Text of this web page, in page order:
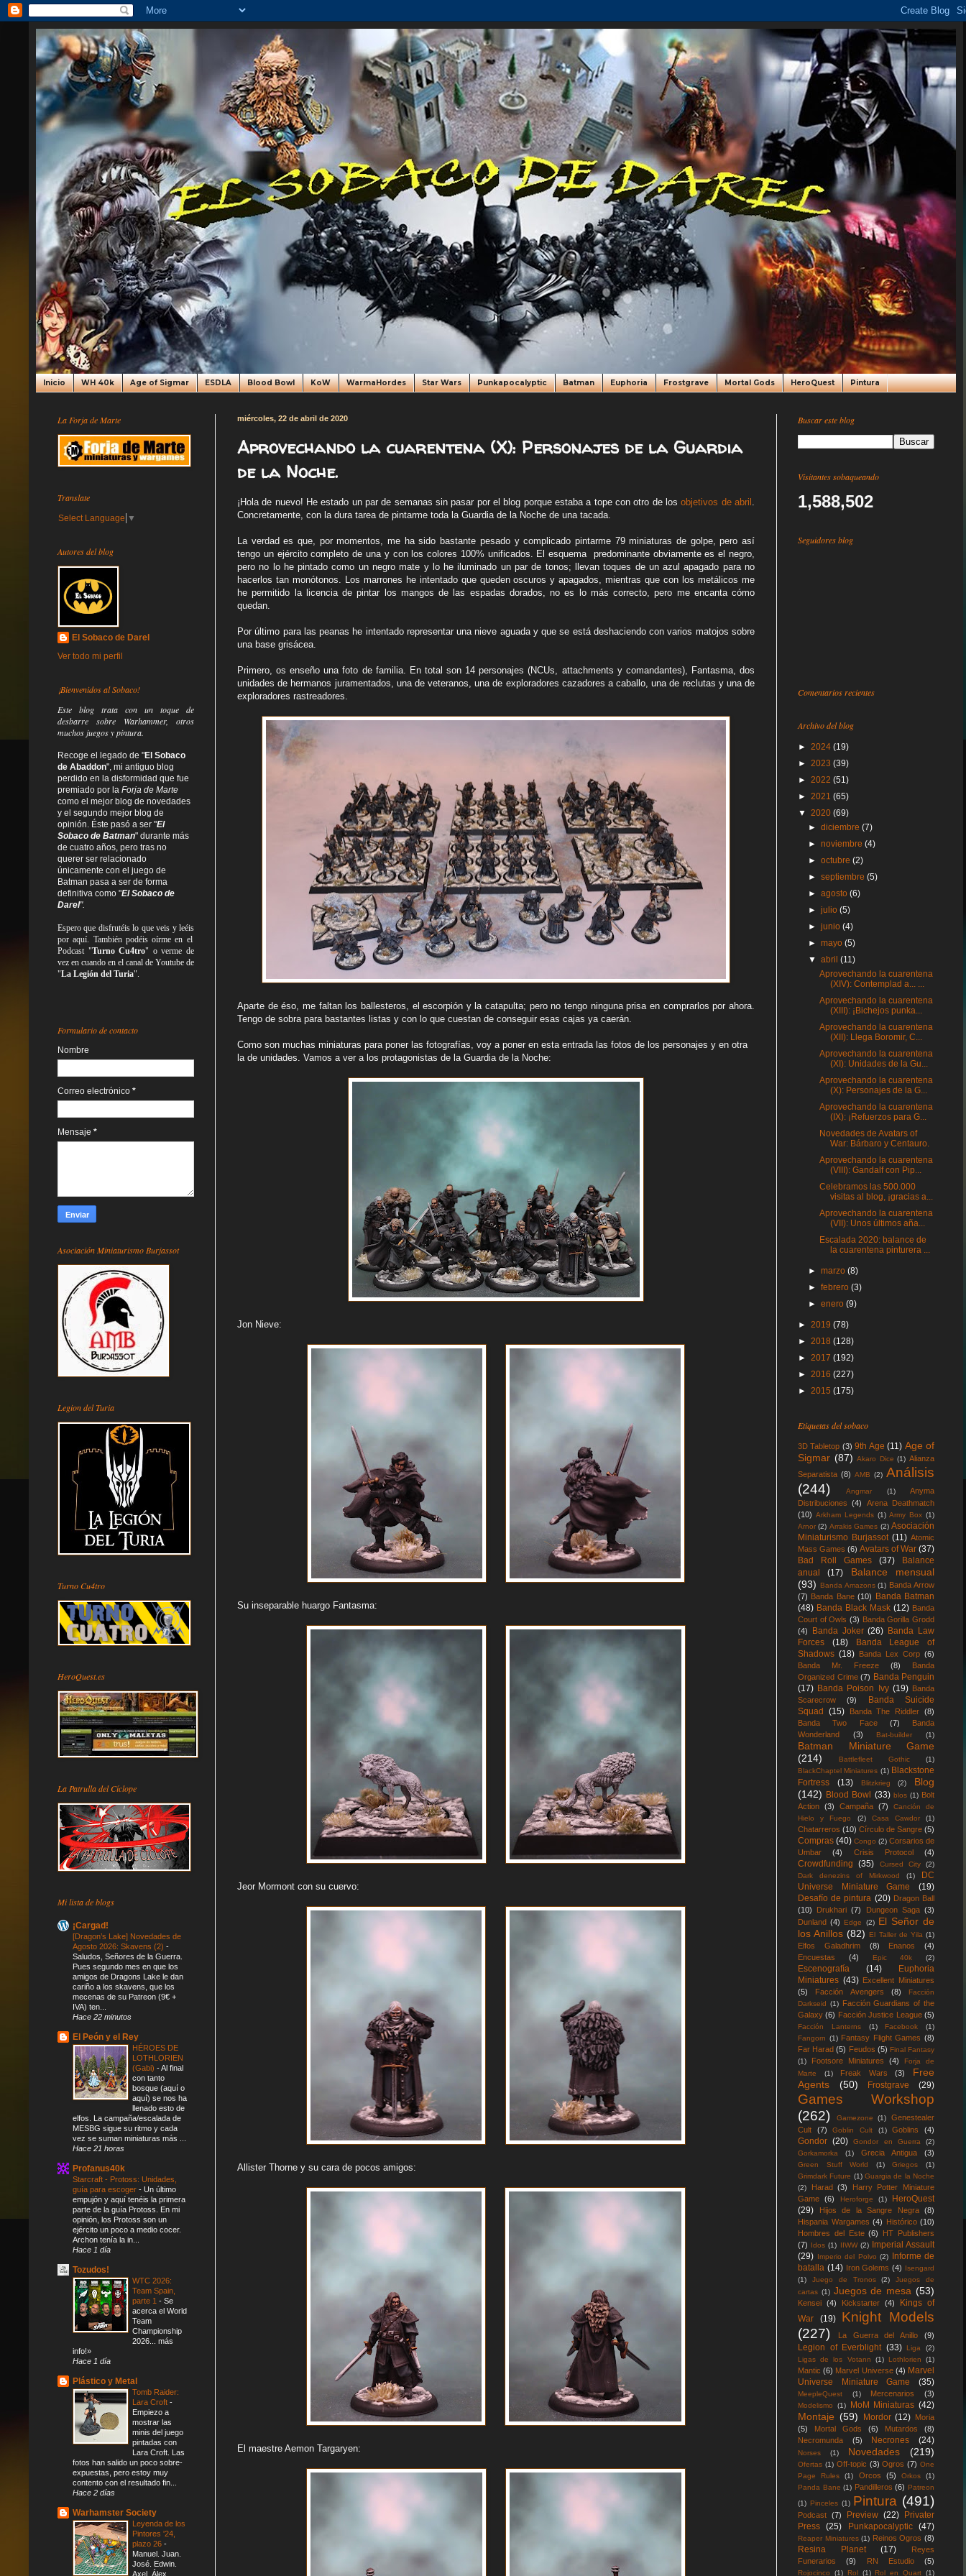
Inicio WH 40k Age of Sigmar ESDLA Blood Bowl KoW WarmaHordes Star Wars Punkapocalyptic Batman Euphoria Frostgrave Mortal Gods HeroQuest Pintura
miércoles, 22 de abril de 2020
Aprovechando la cuarentena (X): Personajes de la Guardia
de la Noche.
¡Hola de nuevo! He estado un par de semanas sin pasar por el blog porque estaba a tope con otro de losobjetivos de abril .
Concretamente, con la dura tarea de pintarme toda la Guardia de la Noche de una tacada.
La verdad es que, por momentos, me ha sido bastante pesado y complicado pintarme 79 miniaturas de golpe, pero así
tengo un ejército completo de una y con los colores 100% unificados. El esquema predominante obviamente es el negro,
pero no lo he pintado como un negro mate y lo he iluminado un par de tonos; llevan toques de un azul apagado para no
hacerlos tan monótonos. Los marrones he intentado que queden oscuros y apagados, mientras que con los metálicos me
he permitido la licencia de pintar los mangos de las espadas dorados, no es lo más correcto, pero me encanta cómo
quedan.
Por último para las peanas he intentado representar una nieve aguada y que se está deshaciendo con varios matojos sobre
una base grisácea.
Primero, os enseño una foto de familia. En total son 14 personajes (NCUs, attachments y comandantes), Fantasma, dos
unidades de hermanos juramentados, una de veteranos, una de exploradores cazadores a caballo, una de reclutas y una de
exploradores rastreadores.
Aparte de éso, me faltan los ballesteros, el escorpión y la catapulta; pero no tengo ninguna prisa en comprarlos por ahora.
Tengo de sobra para bastantes listas y con lo que cuestan de conseguir esas cajas ya caerán.
Como son muchas miniaturas para poner las fotografías, voy a poner en esta entrada las fotos de los personajes y en otra
la de unidades. Vamos a ver a los protagonistas de la Guardia de la Noche:
Jon Nieve:
Su inseparable huargo Fantasma:
Jeor Mormont con su cuervo:
Allister Thorne y su cara de pocos amigos:
El maestre Aemon Targaryen:
La Forja de Marte
Translate
Select Language ▼
Autores del blog
El Sobaco de Darel
Ver todo mi perfil
¡Bienvenidos al Sobaco!
Este blog trata con un toque de
desbarre sobre Warhammer, otros
muchos juegos y pintura.
Recoge el legado de "El Sobaco
de Abaddon", mi antiguo blog
perdido en la disformidad que fue
premiado por la Forja de Marte
como el mejor blog de novedades
y el segundo mejor blog de
opinión. Éste pasó a ser "El
Sobaco de Batman" durante más
de cuatro años, pero tras no
querer ser relacionado
únicamente con el juego de
Batman pasa a ser de forma
definitiva como "El Sobaco de
Darel".
Espero que disfrutéis lo queveis yleéis
por aquí. También podéis oírme en el
Podcast "Turno Cu4tro" o verme de
vez en cuando en el canal de Youtube de
"La Legión del Turia".
Formulario de contacto
Nombre
Correo electrónico *
Mensaje *
Asociación Miniaturismo Burjassot
Legion del Turia
Turno Cu4tro
HeroQuest.es
La Patrulla del Cíclope
Mi lista de blogs
¡Cargad!
[Dragon’s Lake] Novedades de
Agosto 2026: Skavens (2) -
Saludos, Señores de la Guerra.
Pues segundo mes en que los
amigos de Dragons Lake le dan
cariño a los skavens, que los
mecenas de su Patreon (9€ +
IVA) ten...
Hace 22 minutos
El Peón y el Rey
HÉROES DE
LOTHLORIEN
(Gabi) -Al final
con tanto
bosque (aquí o
aquí) se nos ha
llenado esto de
elfos. La campaña/escalada de
MESBG sigue su ritmo y cada
vez se suman miniaturas más ...
Hace 21 horas
Profanus40k
Starcraft - Protoss: Unidades,
guía para escoger - Un último
empujón y aquí tenéis la primera
parte de la guía Protoss. En mi
opinión, los Protoss son un
ejército un poco a medio cocer.
Archon tenía la in...
Hace 1 día
Tozudos!
WTC 2026:
Team Spain,
parte 1 - Se
acerca el World
Team
Championship
2026... más
info!»
Hace 1 día
Plástico y Metal
Tomb Raider:
Lara Croft -
Empiezo a
mostrar las
minis del juego
pintadas con
Lara Croft. Las
fotos han salido un poco sobre-
expuestas, pero estoy muy
contento con el resultado fin...
Hace 2 días
Warhamster Society
Leyenda de los
Pintores '24,
plazo 26 -
Manuel. Juan.
José. Edwin.
Axel. Álex.
Buscar este blog
Visitantes sobaqueando
1,588,502
Seguidores blog
Comentarios recientes
Archivo del blog
► 2024 (19)
► 2023 (39)
► 2022 (51)
► 2021 (65)
▼ 2020 (69)
►diciembre(7)
►noviembre(4)
►octubre(2)
►septiembre(5)
►agosto(6)
►julio(5)
►junio(4)
►mayo(5)
▼abril(11)
Aprovechando la cuarentena
(XIV): Contemplad a... ...
Aprovechando la cuarentena
(XIII): ¡Bichejos punka...
Aprovechando la cuarentena
(XII): Llega Boromir, C...
Aprovechando la cuarentena
(XI): Unidades de la Gu...
Aprovechando la cuarentena
(X): Personajes de la G...
Aprovechando la cuarentena
(IX): ¡Refuerzos para G...
Novedades de Avatars of
War: Bárbaro y Centauro.
Aprovechando la cuarentena
(VIII): Gandalf con Pip...
Celebramos las 500.000
visitas al blog, ¡gracias a...
Aprovechando la cuarentena
(VII): Unos últimos aña...
Escalada 2020: balance de
la cuarentena pinturera ...
►marzo(8)
►febrero(3)
►enero(9)
► 2019 (78)
► 2018 (128)
► 2017 (192)
► 2016 (227)
► 2015 (175)
Etiquetas del sobaco
3D Tabletop (3) 9th Age (11) Age of
Sigmar (87) Akaro Dice (1) Alianza
Separatista (8) AMB (2) Análisis
(244)
Angmar (1)
Anyma
Distribuciones
(4)
Arena Deathmatch
(10) Arkham Legends (1) Army Box (1)
Arnor (2) Arrakis Games (2) Asociación
Miniaturismo Burjassot (11) Atomic
Mass Games (6) Avatars of War (37)
Bad Roll Games
(37)
Balance
anual
(17)
Balance mensual
(93)
Banda Amazons (1) Banda Arrow
(7) Banda Bane (10)
Banda Batman
(48) Banda Black Mask (12) Banda
Court of Owls (3) Banda Gorilla Grodd
(4)
Banda Joker (26) Banda Law
Forces
(18)
Banda League of
Shadows (18) Banda Lex Corp (6)
Banda Mr. Freeze
(8)
Banda
Organized Crime (7) Banda Penguin
(17) Banda Poison Ivy (19) Banda
Scarecrow
(9)
Banda Suicide
Squad
(15) Banda The Riddler (8)
Banda Two Face
(7)
Banda
Wonderland
(3) Bat-builder (1)
Batman Miniature Game
(214)
Battlefleet Gothic
(1)
BlackChaptel Miniatures (1) Blackstone
Fortress
(13) Blitzkrieg (2)
Blog
(142) Blood Bowl (33) blos (1) Bolt
Action (3) Campaña (7)
Canción de
Hielo y Fuego
(2) Casa Cawdor (1)
Chatarreros (10) Círculo de Sangre (5)
Compras (40) Congo (2) Corsarios de
Umbar
(4) Crisis Protocol (4)
Crowdfunding (35) Cursed City
(2)
Dark denezins of Mirkwood
(1)
DC
Universe Miniature Game
(19)
Desafío de pintura (20) Dragon Ball
(10)
Drukhari (7) Dungeon Saga (3)
Dunland (4) Edge (2) El Señor de
los Anillos (82) El Taller de Yila (1)
Elfos Galadhrim (8) Enanos
(4)
Encuestas
(4) Epic 40k (2)
Escenografía (14)
Euphoria
Miniatures (43) Excellent Miniatures
(5)
Facción Avengers (8)
Facción
Darkseid (1) Facción Guardians of the
Galaxy (6) Facción Justice League (5)
Facción Lanterns (1) Facebook
(1)
Fangorn (1) Fantasy Flight Games (8)
Far Harad (5) Feudos (5) Final Fantasy
(1)
Footsore Miniatures (4)
Forja de
Marte
(1) Freak Wars (3)
Free
Agents
(50) Frostgrave (29)
Games Workshop
(262)
Gamezone (1)
Genestealer
Cult
(7) Goblin Cult (1) Goblins (4)
Gondor (20) Gondor en Guerra
(2)
Gorkamorka
(1) Grecia Antigua (3)
Green Stuff World (1) Griegos
(1)
Grimdark Future (1) Guargia de la Noche
(2)
Harad (3)
Harry Potter Miniature
Game
(6) Heroforge (1)
HeroQuest
(29)
Hijos de la Sangre Negra
(8)
Hispania Wargames (4) Histórico (10)
Hombres del Este (6)
HT Publishers
(7) Idos (1) IIWW (2)
Imperial Assault
(29) Imperio del Polvo (2)
Informe de
batalla (14) Iron Golems (4) Isengard
(1)
Juego de Tronos (2)
Juegos de
cartas (1) Juegos de mesa (53)
Kensei (4) Kickstarter (4)
Kings of
War
(19)
Knight Models
(227)
La Guerra del Anillo (9)
Legion of Everblight (33) Liga
(2)
Ligas de los Votann
(1) Lothlorien (1)
Mantic (6) Marvel Universe (4) Marvel
Universe Miniature Game
(35)
MeepleQuest (1) Mercenarios (3)
Modelismo (1) MoM Miniaturas (42)
Montaje (59) Mordor (12) Moria
(5)
Mortal Gods (6) Mutardos
(8)
Necromunda
(5) Necrones (24)
Norses (1) Novedades (219)
Ofertas (1) Off-topic (3) Ogros (7) One
Page Rules
(1) Orcos (5) Orkos
(1)
Panda Bane (1) Pandilleros (6) Patreon
(1) Pinceles (1) Pintura (491)
Podcast (7) Preview (22)
Privater
Press (25) Punkapocalyptic (47)
Reaper Miniatures (1) Reinos Ogros (8)
Resina Planet (17)
Reyes
Funerarios
(9) RN Estudio (5)
Rojocinco (1) Rol (1) Rol en Quart (1)